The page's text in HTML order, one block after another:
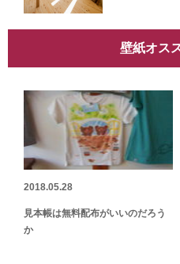
壁紙オス
2018.05.28
見本帳は無料配布がいいのだろう
か